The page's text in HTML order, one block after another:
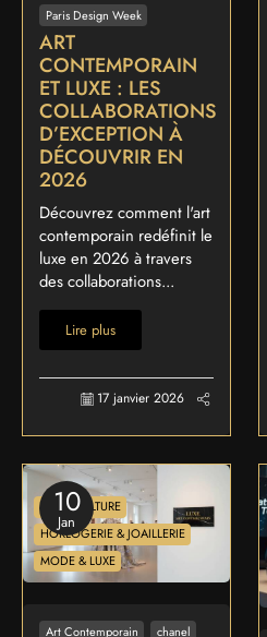
Paris Design Week
ART
CONTEMPORAIN
ET LUXE : LES
COLLABORATIONS
D’EXCEPTION À
DÉCOUVRIR EN
2026
Découvrez comment l'art
contemporain redéfinit le
luxe en 2026 à travers
des collaborations...
Lire plus
17 janvier 2026
10
Jan
ART & CULTURE
HORLOGERIE & JOAILLERIE
MODE & LUXE
Art Contemporain
chanel